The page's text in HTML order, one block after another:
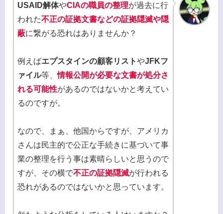
USAID解体やCIAの職員の整理が過去に行
われた不正の証拠文書などの証拠隠滅や隠
蔽に繋がる恐れはありませんか？
例えばエプスタインの顧客リストやJFKフ
ァイル等、情報公開が必要な文書が処分さ
れる可能性があるのではないかと考えてい
るのですが。
なので、まぁ、他国からですが、アメリカ
さんは民主的で公正な手続きに基づいて事
業の整理を行う事は素晴らしいと思うので
すが、その横で不正の証拠隠滅が行われる
恐れがあるのではないかと思っています。